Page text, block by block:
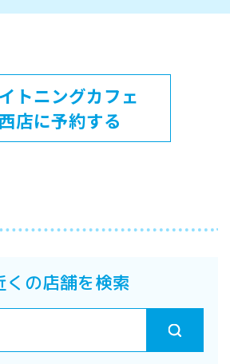
トニングカフェ
店に予約する
くの店舗を検索